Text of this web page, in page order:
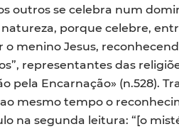
outros se celebra num
porque celebre,
menino Jesus,
representantes das
pela Encarnação» (n.528).
mesmo tempo o
na segunda leitura: “[o